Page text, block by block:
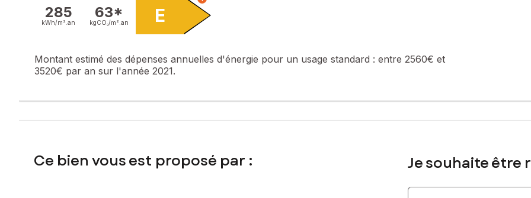
gare de Bonnières, accès à l'autoroute A13 à 5 min en voiture. Idéalement situé à 70 km de Paris, 45 min de Saint Lazare
normandes. Proche de Vernon, Giverny, La Roche Guyon, Vétheuil, ce beau village propose de nombreux atouts.
Les informations sur les risques auxquels ce bien est exposé sont disponibles sur le site Géorisques : www.georisques.gouv.fr
Honoraires charge vendeur
Contactez votre conseiller SAFTI : Valerie GOSLIS, Tél. : 0630791122, E-mail : valerie.goslis@safti.fr - EI - Agent commercial
285
kWh/m². an
63*
kgCO₂/m². an E
Montant estimé des dépenses annuelles d'énergie pour un usage standard : entre 2560€ et
3520€ par an sur l'année 2021.
Ce bien vous est proposé par : Je souhaite être
Indiquez votre nom